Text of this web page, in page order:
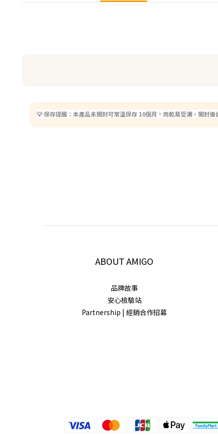
💡 保存提醒：本產品未開封可常溫保存 10個月。肉乾易受潮，開封後
ABOUT AMIGO
品牌故事
安心檢驗站
Partnership | 經銷合作招募